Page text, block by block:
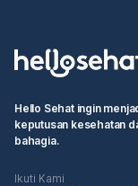
Hello Sehat ingin
keputusan kesehatan
bahagia.
Ikuti Kami